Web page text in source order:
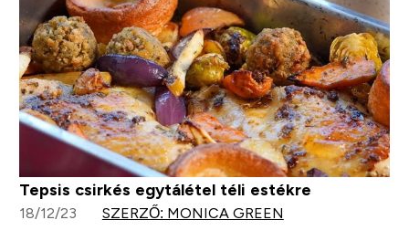
Tepsis csirkés egytálétel téli estékre
18/12/23 SZERZŐ: MONICA GREEN